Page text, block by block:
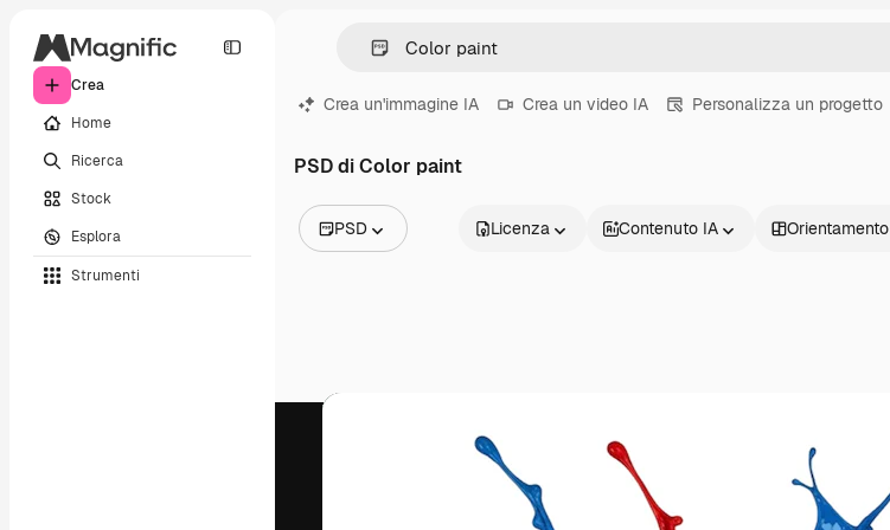
Crea
Home
Ricerca
Stock
Esplora
Strumenti
Crea un'immagine IA Crea un video IA Personalizza un progetto
PSD di Color paint
PSD
Video
Licenza Contenuto IA Orientamento
Prodotti